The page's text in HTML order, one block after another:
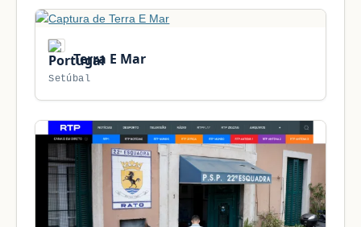
Terra E Mar
Setúbal